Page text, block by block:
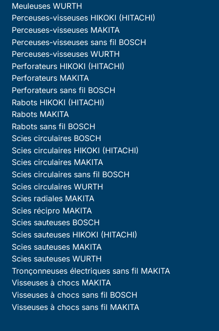
Meuleuses WURTH
Perceuses-visseuses HIKOKI (HITACHI)
Perceuses-visseuses MAKITA
Perceuses-visseuses sans fil BOSCH
Perceuses-visseuses WURTH
Perforateurs HIKOKI (HITACHI)
Perforateurs MAKITA
Perforateurs sans fil BOSCH
Rabots HIKOKI (HITACHI)
Rabots MAKITA
Rabots sans fil BOSCH
Scies circulaires BOSCH
Scies circulaires HIKOKI (HITACHI)
Scies circulaires MAKITA
Scies circulaires sans fil BOSCH
Scies circulaires WURTH
Scies radiales MAKITA
Scies récipro MAKITA
Scies sauteuses BOSCH
Scies sauteuses HIKOKI (HITACHI)
Scies sauteuses MAKITA
Scies sauteuses WURTH
Tronçonneuses électriques sans fil MAKITA
Visseuses à chocs MAKITA
Visseuses à chocs sans fil BOSCH
Visseuses à chocs sans fil MAKITA